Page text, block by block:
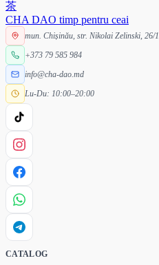
茶
CHA DAO timp pentru ceai
mun. Chișinău, str. Nikolai Zelinski, 26/1
+373 79 585 984
info@cha-dao.md
Lu-Du: 10:00–20:00
CATALOG